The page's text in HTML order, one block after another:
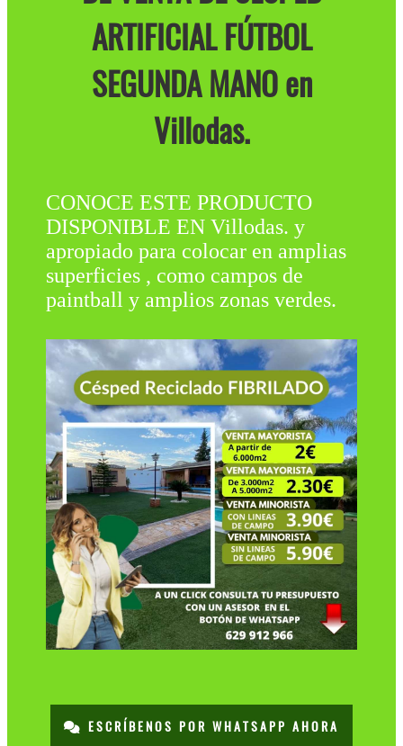
ARTIFICIAL FÚTBOL
SEGUNDA MANO en
Villodas.
CONOCE ESTE PRODUCTO
DISPONIBLE EN Villodas. y
apropiado para colocar en amplias
superficies , como campos de
paintball y amplios zonas verdes.
ESCRÍBENOS POR WHATSAPP AHORA